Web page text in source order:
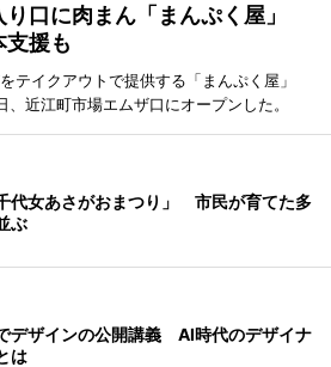
り口に肉まん「まんぷく屋」
援も
テイクアウトで提供する「まんぷく屋」
、近江町市場エムザ口にオープンした。
代女あさがおまつり」 市民が育てた多
ぶ
デザインの公開講義 AI時代のデザイナ
は